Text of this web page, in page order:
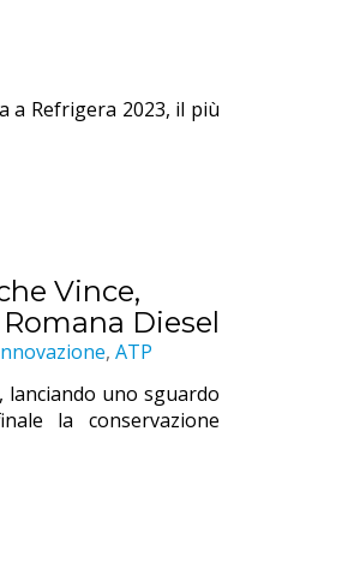
a Refrigera 2023, il più
Vince,
Diesel
, ATP
uno sguardo
la conservazione